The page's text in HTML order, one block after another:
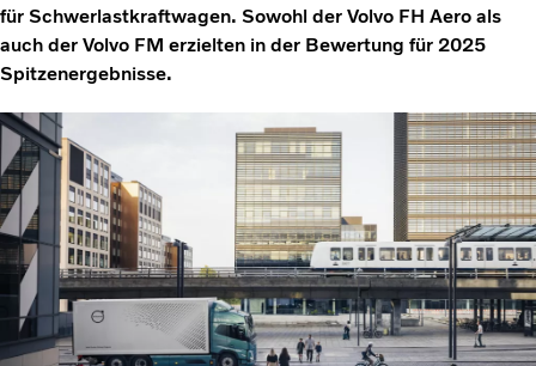
für Schwerlastkraftwagen. Sowohl der Volvo FH Aero als
auch der Volvo FM erzielten in der Bewertung für 2025
Spitzenergebnisse.